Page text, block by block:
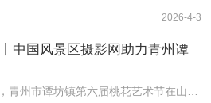
2026-4-3
中国风景区摄影网助力青州谭